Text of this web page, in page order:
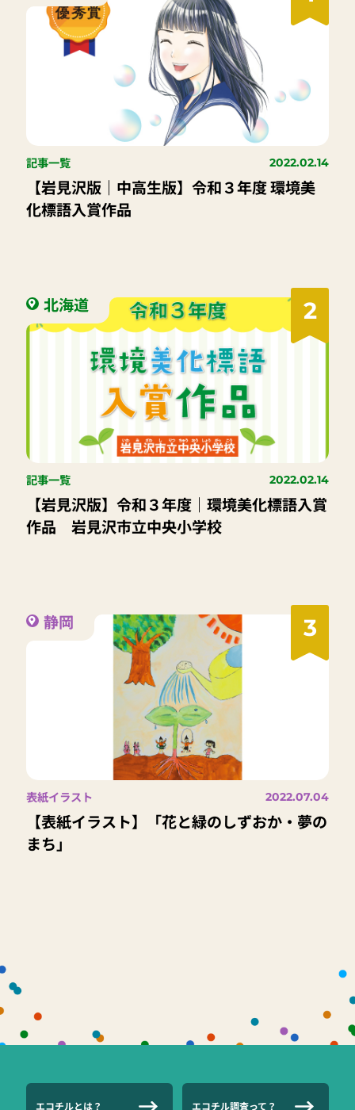
記事一覧 2022.02.14
【岩見沢版｜中高生版】令和３年度 環境美
化標語入賞作品
2
北海道
記事一覧 2022.02.14
【岩見沢版】令和３年度｜環境美化標語入賞
作品 岩見沢市立中央小学校
3
静岡
表紙イラスト 2022.07.04
【表紙イラスト】「花と緑のしずおか・夢の
まち」
エコチルとは？ エコチル調査って？